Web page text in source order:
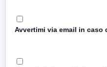
Avvertimi via email in caso